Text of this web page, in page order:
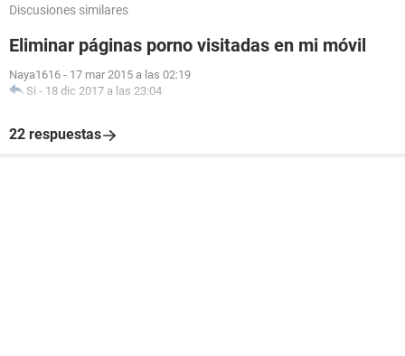
Discusiones similares
Eliminar páginas porno visitadas en mi móvil
Naya1616 - 17 mar 2015 a las 02:19
Si - 18 dic 2017 a las 23:04
22 respuestas